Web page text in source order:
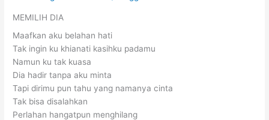
MEMILIH DIA
Maafkan aku belahan hati
Tak ingin ku khianati kasihku padamu
Namun ku tak kuasa
Dia hadir tanpa aku minta
Tapi dirimu pun tahu yang namanya cinta
Tak bisa disalahkan
Perlahan hangatpun menghilang